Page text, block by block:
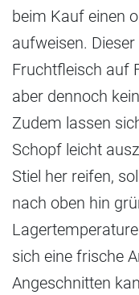
beim Kauf einen
aufweisen.
Fruchtfleisch auf
aber dennoch
Zudem lassen
Schopf leicht
Stiel her reifen,
nach oben hin
sich eine frische
Angeschnitten